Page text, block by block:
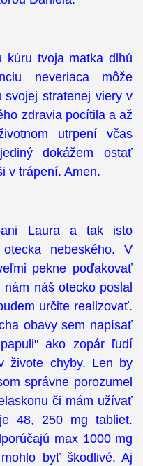
kúru tvoja matka dlhú
neveriaca môže
svojej stratenej viery v
zdravia pocítila a až
utrpení včas
dokážem ostať
v trápení. Amen.
Laura a tak isto
nebeského. V
pekne poďakovať
náš otecko poslal
určite realizovať.
obavy sem napísať
ako zopár ľudí
živote chyby. Len by
správne porozumel
či mám užívať
48, 250 mg tabliet.
max 1000 mg
byť škodlivé. Aj